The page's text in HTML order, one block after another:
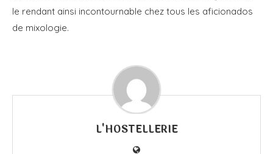
le rendant ainsi incontournable chez tous les aficionados
de mixologie.
L'HOSTELLERIE